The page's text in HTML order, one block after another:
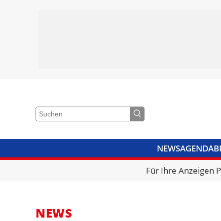
NEWSAGENDA
VIDEOSBIBLIOTHEK
Für Ihre Anzeigen
NEWS